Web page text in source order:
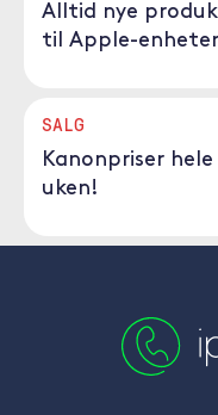
Alltid nye
til Apple-
SALG
Kanonpriser hele
uken!